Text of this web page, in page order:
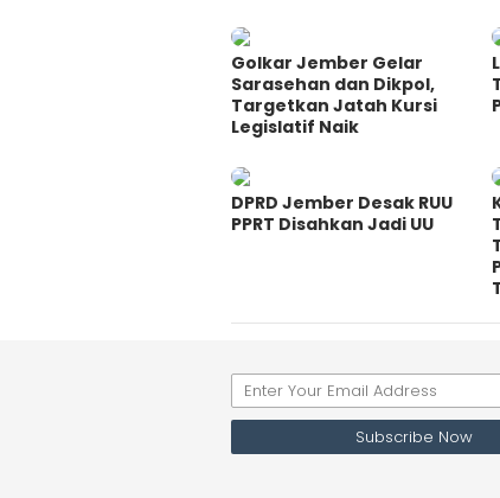
Golkar Jember Gelar
Sarasehan dan Dikpol,
Targetkan Jatah Kursi
Legislatif Naik
DPRD Jember Desak RUU
PPRT Disahkan Jadi UU